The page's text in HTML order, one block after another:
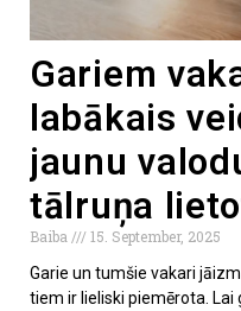
Gariem
labākais
jaunu
tālruņa
Baiba
15. September, 2025
Garie un tumšie vakari
tiem ir lieliski piemērota. Lai